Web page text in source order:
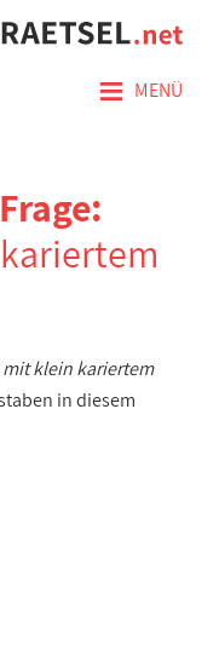
≡ MENÜ
mit klein kariertem
in diesem